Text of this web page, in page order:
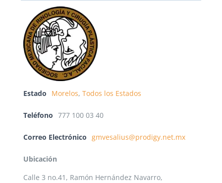
Estado Morelos, Todos los Estados
Teléfono 777 100 03 40
Correo Electrónico gmvesalius@prodigy.net.mx
Ubicación
Calle 3 no.41, Ramón Hernández Navarro,